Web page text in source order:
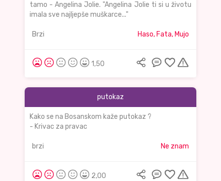
tamo - Angelina Jolie. "Angelina Jolie ti si u životu
imala sve najljepše muškarce..."
Brzi Haso, Fata, Mujo
1,50
putokaz
Kako se na Bosanskom kaže putokaz ?
- Krivac za pravac
brzi Ne znam
2,00